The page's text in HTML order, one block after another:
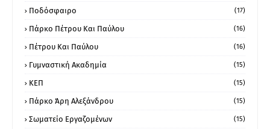
Ποδόσφαιρο (17)
Πάρκο Πέτρου Και Παύλου (16)
Πέτρου Και Παύλου (16)
Γυμναστική Ακαδημία (15)
ΚΕΠ (15)
Πάρκο Άρη Αλεξάνδρου (15)
Σωματείο Εργαζομένων (15)